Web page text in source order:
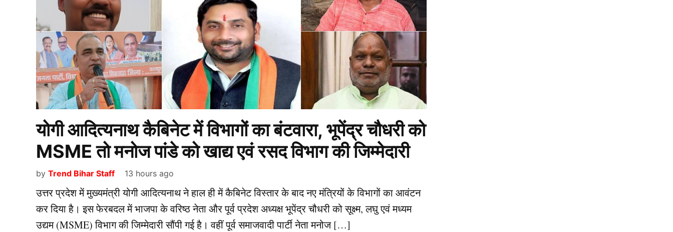
योगी आदित्यनाथ कैबिनेट में विभागों का बंटवारा, भूपेंद्र चौधरी को
MSME तो मनोज पांडे को खाद्य एवं रसद विभाग की जिम्मेदारी
by Trend Bihar Staff 13 hours ago
उत्तर प्रदेश में मुख्यमंत्री योगी आदित्यनाथ ने हाल ही में कैबिनेट विस्तार के बाद नए मंत्रियों के विभागों का आवंटन
कर दिया है। इस फेरबदल में भाजपा के वरिष्ठ नेता और पूर्व प्रदेश अध्यक्ष भूपेंद्र चौधरी को सूक्ष्म, लघु एवं मध्यम
उद्यम (MSME) विभाग की जिम्मेदारी सौंपी गई है। वहीं पूर्व समाजवादी पार्टी नेता मनोज […]